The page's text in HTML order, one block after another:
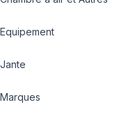
Equipement
Jante
Marques